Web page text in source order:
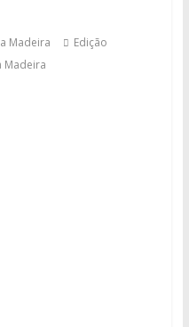
Madeira
Edição
Madeira